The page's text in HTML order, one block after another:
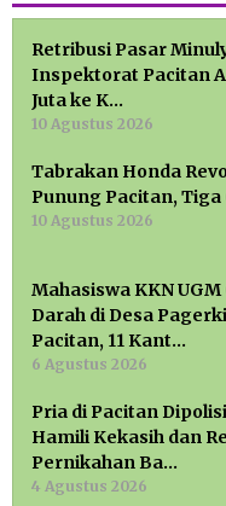
Retribusi Pasar
Inspektorat Pacitan
Juta ke K…
10 Agustus 2026
Tabrakan Honda
Punung Pacitan,
10 Agustus 2026
Mahasiswa KKN
Darah di Desa
Pacitan, 11 Kant…
6 Agustus 2026
Pria di Pacitan
Hamili Kekasih dan
Pernikahan Ba…
4 Agustus 2026